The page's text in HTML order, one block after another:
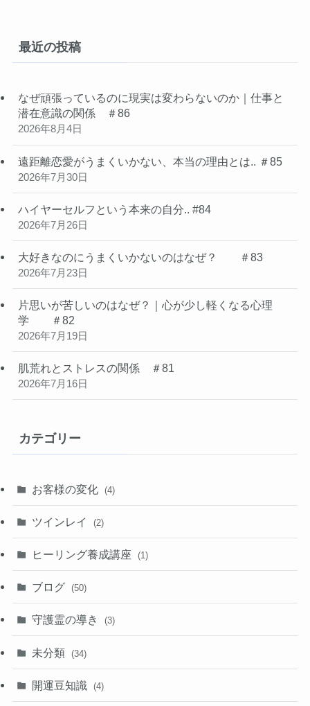
最近の投稿
なぜ頑張っているのに現実は変わらないのか｜仕事と
潜在意識の関係 ＃86
2026年8月4日
遠距離恋愛がうまくいかない、本当の理由とは.. ＃85
2026年7月30日
ハイヤーセルフという本来の自分.. #84
2026年7月26日
大好きなのにうまくいかないのはなぜ？ ＃83
2026年7月23日
片思いが苦しいのはなぜ？｜心が少し軽くなる心理
学 ＃82
2026年7月19日
肌荒れとストレスの関係 ＃81
2026年7月16日
カテゴリー
お客様の変化 (4)
ツインレイ (2)
ヒーリング養成講座 (1)
ブログ (50)
守護霊の導き (3)
未分類 (34)
開運豆知識 (4)